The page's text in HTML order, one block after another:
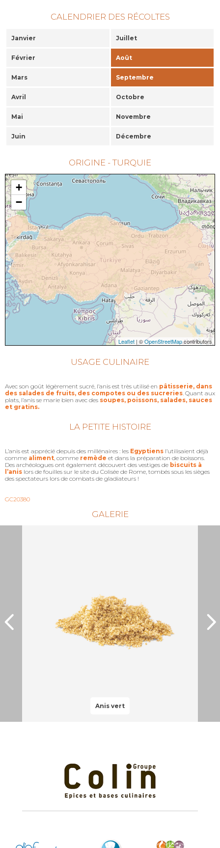
CALENDRIER DES RÉCOLTES
Janvier Juillet
Février Août
Mars Septembre
Avril Octobre
Mai Novembre
Juin Décembre
ORIGINE - TURQUIE
+
−
Leaflet | ©OpenStreetMapcontributors
USAGE CULINAIRE
Avec son goût légèrement sucré, l’anis est très utilisé en pâtisserie, dans
des salades de fruits, des compotes ou des sucreries . Quant aux
plats, l’anis se marie bien avec des soupes, poissons, salades, sauces
et gratins.
LA PETITE HISTOIRE
L’anis est apprécié depuis des millénaires : les Egyptiens l’utilisaient déjà
comme aliment , comme remède et dans la préparation de boissons.
Des archéologues ont également découvert des vestiges de biscuits à
l’anis lors de fouilles sur le site du Colisée de Rome, tombés sous les sièges
des spectateurs lors de combats de gladiateurs !
GC20380
GALERIE
Anis vert